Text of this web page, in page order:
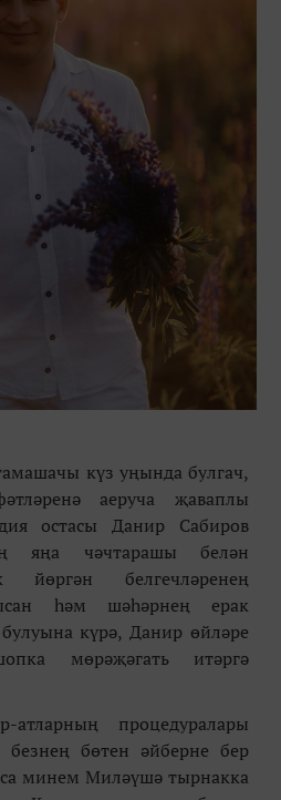
күз уңында булгач,
аеруча җаваплы
остасы Данир Сабиров
яңа чәчтарашы белән
белгечләренең
һәм шәһәрнең ерак
күрә, Данир өйләре
мөрәҗәгать итәргә
процедуралары
безнең бөтен әйберне бер
минем Миләүшә тырнакка